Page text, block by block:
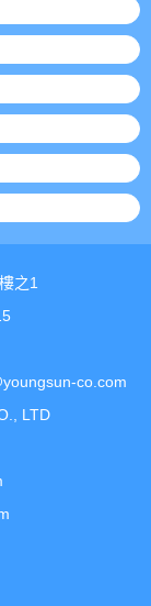
之1
co.com
LTD